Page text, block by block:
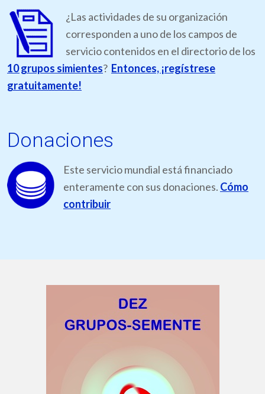
¿Las actividades de su organización
corresponden a uno de los campos de
servicio contenidos en el directorio de los
10 grupos simientes? Entonces, ¡regístrese
gratuitamente!
Donaciones
Este servicio mundial está financiado
enteramente con sus donaciones. Cómo
contribuir